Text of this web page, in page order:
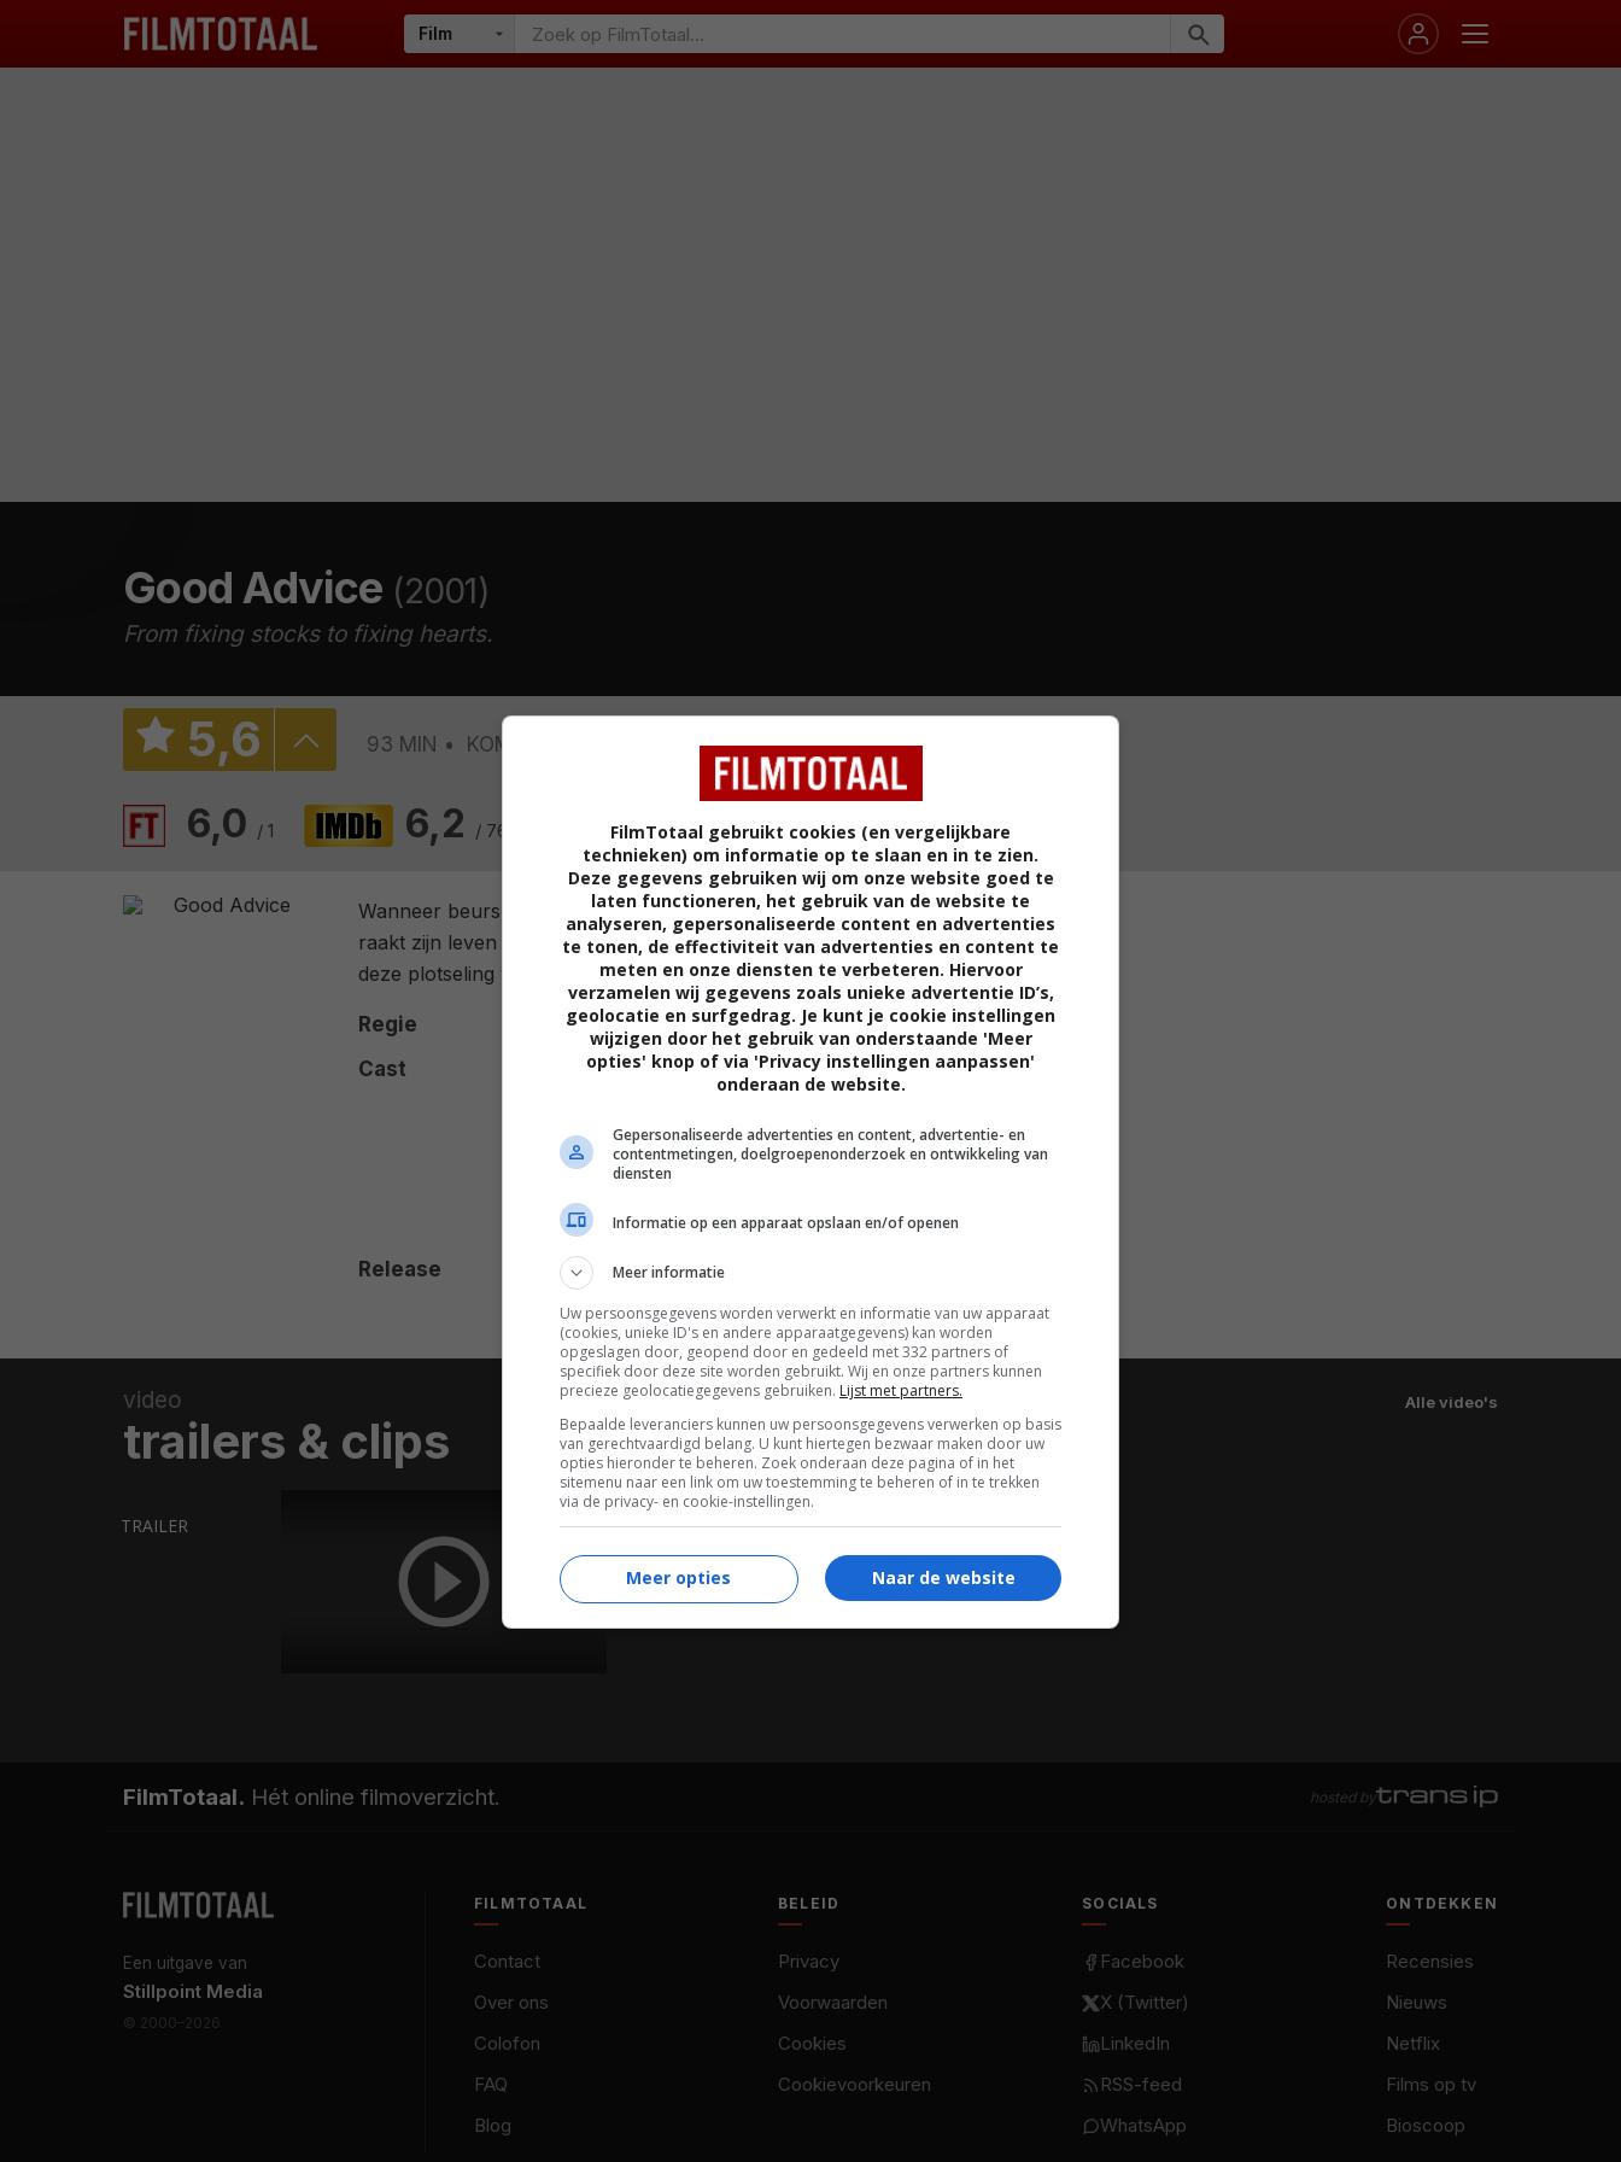
Good Advice (2001)
From fixing stocks to fixing hearts.
5,6 93 MIN KOMEDIE VERENIGDE STATEN
6,0 / 1 6,2 / 7684 33% / 6 2,8/ 170
Wanneer beurshandelaar Ryan Turner zijn geld en zijn baan kwijtraakt,
raakt zijn leven in het slop. Hij trekt in bij zijn vriendin, maar wanneer
deze plotseling vertrekt, vertelt hij op haar werk dat ze ziek thuis ligt.
Regie Steve Rash.
Cast
Charlie Sheen, Jon Lovitz,Troy Beyer ,
Harmon,Estelle Harris,Madison Mason,
Denise Richards,Barry Newman,Lisa Rinna,
Berman,Christopher Burkott.
Release
15.11.2001
video
trailers & clips
TRAILER
Alle video's
FilmTotaal. Hét online filmoverzicht. hosted by
Een uitgave van
Stillpoint Media
© 2000–2026
FILMTOTAAL
Contact
Over ons
Colofon
FAQ
Blog
BELEID
Privacy
Voorwaarden
Cookies
Cookievoorkeuren
SOCIALS
Facebook
X (Twitter)
LinkedIn
RSS-feed
WhatsApp
ONTDEKKEN
Recensies
Nieuws
Netflix
Films op tv
Bioscoop
FilmTotaal gebruikt cookies (en vergelijkbare
technieken) om informatie op te slaan en in te zien.
Deze gegevens gebruiken wij om onze website goed te
laten functioneren, het gebruik van de website te
analyseren, gepersonaliseerde content en advertenties
te tonen, de effectiviteit van advertenties en content te
meten en onze diensten te verbeteren. Hiervoor
verzamelen wij gegevens zoals unieke advertentie ID’s,
geolocatie en surfgedrag. Je kunt je cookie instellingen
wijzigen door het gebruik van onderstaande 'Meer
opties' knop of via 'Privacy instellingen aanpassen'
onderaan de website.
Gepersonaliseerde advertenties en content, advertentie- en
contentmetingen, doelgroepenonderzoek en ontwikkeling van
diensten
Informatie op een apparaat opslaan en/of openen
Meer informatie
Uw persoonsgegevens worden verwerkt en informatie van uw apparaat
(cookies, unieke ID's en andere apparaatgegevens) kan worden
opgeslagen door, geopend door en gedeeld met 332 partners of
specifiek door deze site worden gebruikt. Wij en onze partners kunnen
precieze geolocatiegegevens gebruiken. Lijst met partners.
Bepaalde leveranciers kunnen uw persoonsgegevens verwerken op basis
van gerechtvaardigd belang. U kunt hiertegen bezwaar maken door uw
opties hieronder te beheren. Zoek onderaan deze pagina of in het
sitemenu naar een link om uw toestemming te beheren of in te trekken
via de privacy- en cookie-instellingen.
Naar de website
Meer opties